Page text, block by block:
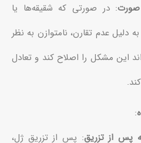
: در صورتی که شقیقه‌ها یا
عدم تقارن، نامتوازن به نظر
این مشکل را اصلاح کند و تعادل
:
پس از تزریق: پس از تزریق ژل،